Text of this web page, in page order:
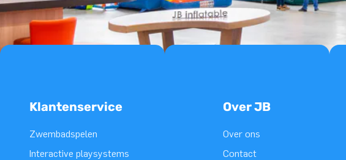
Klantenservice
Zwembadspelen
Interactive playsystems
Over JB
Over ons
Contact